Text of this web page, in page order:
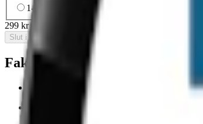
1-pack
34,90 kr
299 kr
Slut i lager
Fakta om Klint Polar Mint Slim
Klint
Habit Factory in Sweden AB